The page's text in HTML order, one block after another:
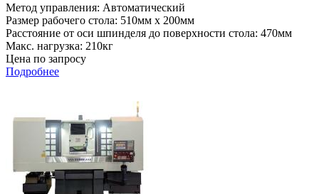
Метод управления: Автоматический
Размер рабочего стола: 510мм x 200мм
Расстояние от оси шпинделя до поверхности стола: 470мм
Макс. нагрузка: 210кг
Цена по запросу
Подробнее